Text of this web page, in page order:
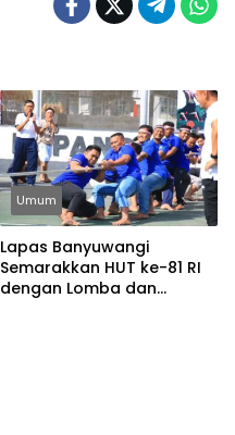
Umum
Lapas Banyuwangi
Semarakkan HUT ke-81 RI
dengan Lomba dan